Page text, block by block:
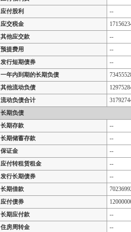
应付股利
--
应交税金
其他应交款
--
预提费用
--
发行短期债券
--
一年内到期的长期负债
其他流动负债
流动负债合计
长期负债
长期存款
--
长期储蓄存款
--
保证金
--
应付转租赁租金
--
发行长期债券
--
长期借款
应付债券
长期应付款
--
住房周转金
--